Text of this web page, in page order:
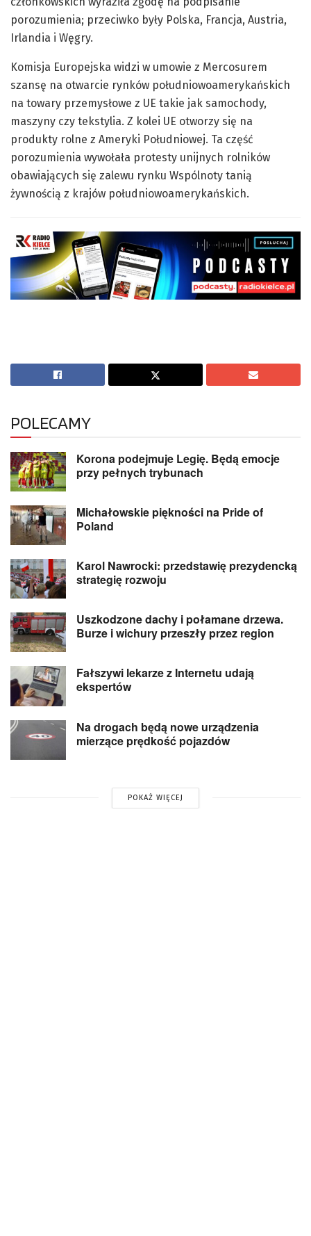
porozumienia; przeciwko były Polska, Francja, Austria,
Irlandia i Węgry.
Komisja Europejska widzi w umowie z Mercosurem
szansę na otwarcie rynków południowoamerykańskich
na towary przemysłowe z UE takie jak samochody,
maszyny czy tekstylia. Z kolei UE otworzy się na
produkty rolne z Ameryki Południowej. Ta część
porozumienia wywołała protesty unijnych rolników
obawiających się zalewu rynku Wspólnoty tanią
żywnością z krajów południowoamerykańskich.
POLECAMY
Korona podejmuje Legię. Będą emocje
przy pełnych trybunach
Michałowskie piękności na Pride of
Poland
Karol Nawrocki: przedstawię prezydencką
strategię rozwoju
Uszkodzone dachy i połamane drzewa.
Burze i wichury przeszły przez region
Fałszywi lekarze z Internetu udają
ekspertów
Na drogach będą nowe urządzenia
mierzące prędkość pojazdów
POKAŻ WIĘCEJ